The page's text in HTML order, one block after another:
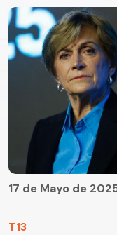
T13
17 de Mayo de